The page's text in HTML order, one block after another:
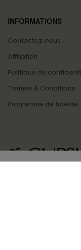
INFORMATIONS
Contactez-nous
Affiliation
Politique de
Termes & Conditions
Programme de fidélité
marketing (y compris
pouvons utiliser les
savoir si ceux-ci ont
personnaliser nos
produits susceptibles
. Vous